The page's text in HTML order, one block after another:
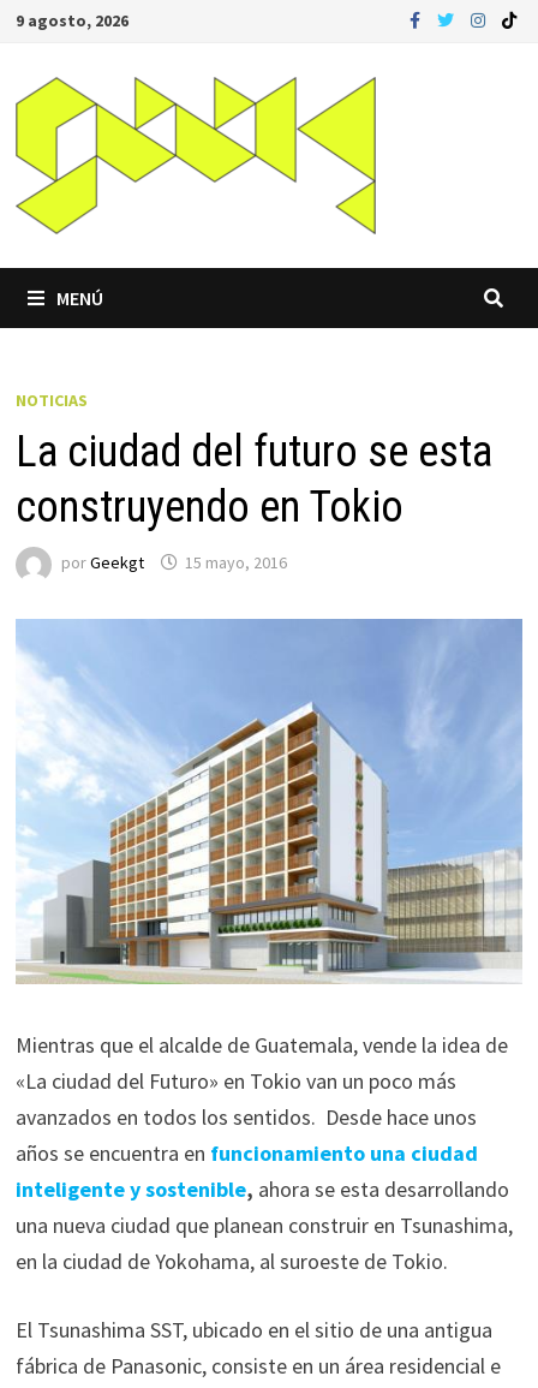
Saltar
contenido
9 agosto, 2026
MENÚ
NOTICIAS
La ciudad del futuro se esta
construyendo en Tokio
porGeekgt 15 mayo, 2016
Mientras que el alcalde de Guatemala, vende la idea de
«La ciudad del Futuro» en Tokio van un poco más
avanzados en todos los sentidos. Desde hace unos
años se encuentra en funcionamiento una ciudad
inteligente y sostenible, ahora se esta desarrollando
una nueva ciudad que planean construir en Tsunashima,
en la ciudad de Yokohama, al suroeste de Tokio.
El Tsunashima SST, ubicado en el sitio de una antigua
fábrica de Panasonic, consiste en un área residencial e